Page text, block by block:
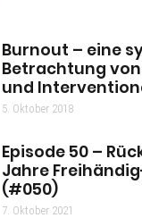
Burnout – eine
Betrachtung
und
5. Oktober 2018
Episode 50 –
Jahre
(#050)
7. Oktober 2021